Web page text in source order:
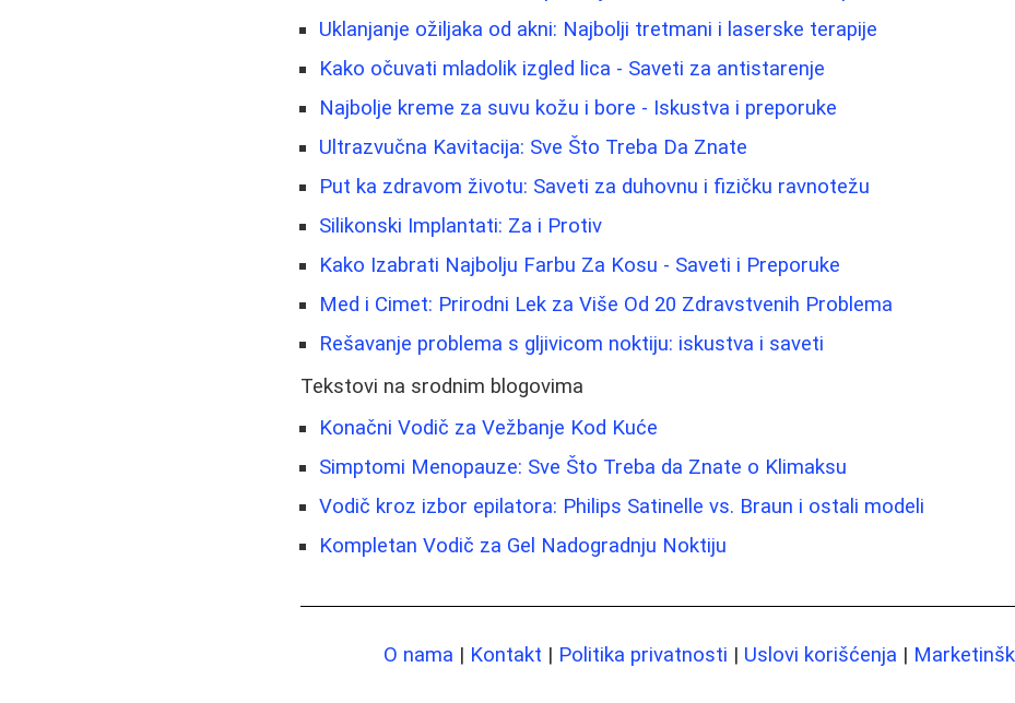
Uklanjanje ožiljaka od akni: Najbolji tretmani i laserske terapije
Kako očuvati mladolik izgled lica - Saveti za antistarenje
Najbolje kreme za suvu kožu i bore - Iskustva i preporuke
Ultrazvučna Kavitacija: Sve Što Treba Da Znate
Put ka zdravom životu: Saveti za duhovnu i fizičku ravnotežu
Silikonski Implantati: Za i Protiv
Kako Izabrati Najbolju Farbu Za Kosu - Saveti i Preporuke
Med i Cimet: Prirodni Lek za Više Od 20 Zdravstvenih Problema
Rešavanje problema s gljivicom noktiju: iskustva i saveti
Tekstovi na srodnim blogovima
Konačni Vodič za Vežbanje Kod Kuće
Simptomi Menopauze: Sve Što Treba da Znate o Klimaksu
Vodič kroz izbor epilatora: Philips Satinelle vs. Braun i ostali modeli
Kompletan Vodič za Gel Nadogradnju Noktiju
O nama | Kontakt | Politika privatnosti | Uslovi korišćenja |